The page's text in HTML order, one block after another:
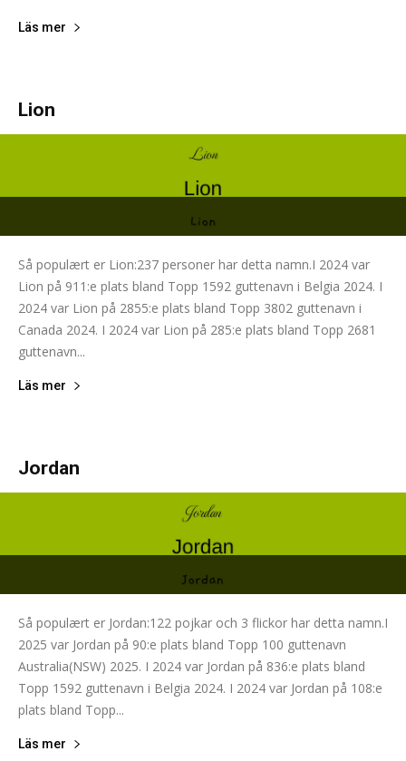
Läs mer
Lion
Så populært er Lion:237 personer har detta namn.I 2024 var
Lion på 911:e plats bland Topp 1592 guttenavn i Belgia 2024. I
2024 var Lion på 2855:e plats bland Topp 3802 guttenavn i
Canada 2024. I 2024 var Lion på 285:e plats bland Topp 2681
guttenavn...
Läs mer
Jordan
Så populært er Jordan:122 pojkar och 3 flickor har detta namn.I
2025 var Jordan på 90:e plats bland Topp 100 guttenavn
Australia(NSW) 2025. I 2024 var Jordan på 836:e plats bland
Topp 1592 guttenavn i Belgia 2024. I 2024 var Jordan på 108:e
plats bland Topp...
Läs mer